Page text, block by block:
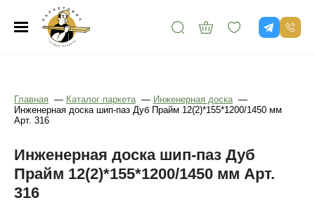
Главная — Каталог паркета — Инженерная доска —
Инженерная доска шип-паз Дуб Прайм 12(2)*155*1200/1450 мм
Арт. 316
Инженерная доска шип-паз Дуб
Прайм 12(2)*155*1200/1450 мм Арт.
316